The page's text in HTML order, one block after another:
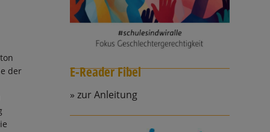
der
E-Reader Fibel
zur Anleitung